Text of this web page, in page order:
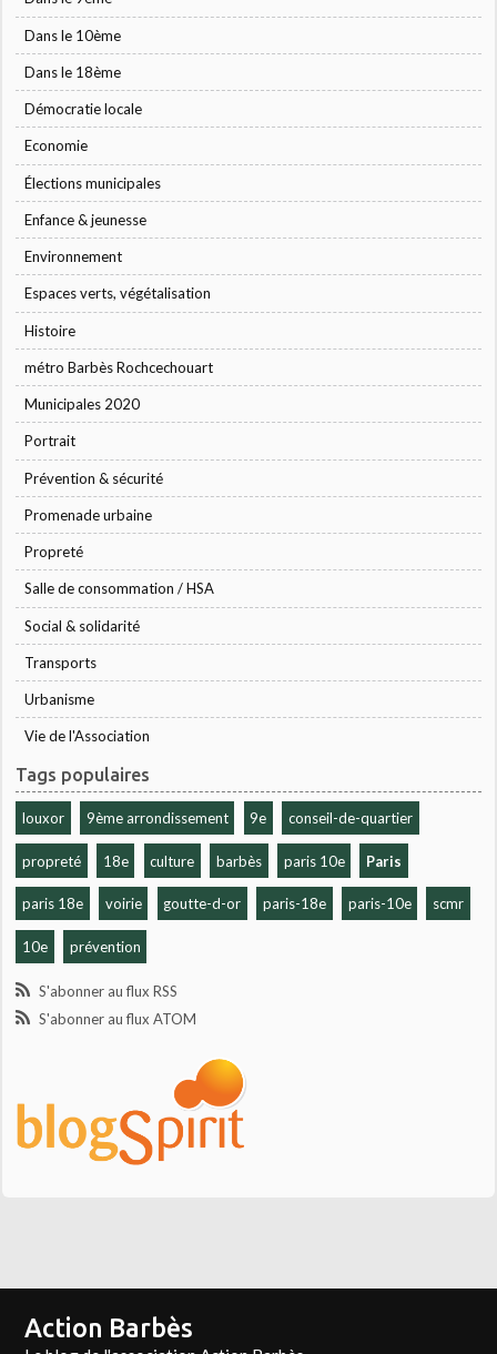
Dans le 10ème
Dans le 18ème
Démocratie locale
Economie
Élections municipales
Enfance & jeunesse
Environnement
Espaces verts, végétalisation
Histoire
métro Barbès Rochcechouart
Municipales 2020
Portrait
Prévention & sécurité
Promenade urbaine
Propreté
Salle de consommation / HSA
Social & solidarité
Transports
Urbanisme
Vie de l'Association
Tags populaires
louxor 9ème arrondissement 9e conseil-de-quartier
propreté 18e culture barbès paris 10e Paris
paris 18e voirie goutte-d-or paris-18e paris-10e scmr
10e prévention
S'abonner au flux RSS
S'abonner au flux ATOM
Action Barbès